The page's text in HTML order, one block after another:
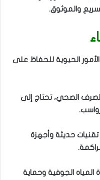
والموثوق.
الحيوية للحفاظ على
الصحي، تحتاج إلى
حديثة وأجهزة
الجوفية وحماية